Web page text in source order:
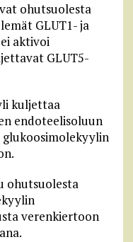
ohutsuolesta
GLUT1- ja
aktivoi
GLUT5-
kuljettaa
endoteelisoluun
ohutsuolesta
verenkiertoon